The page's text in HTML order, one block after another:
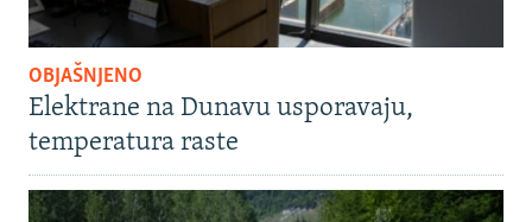
OBJAŠNJENO
Elektrane na Dunavu usporavaju,
temperatura raste